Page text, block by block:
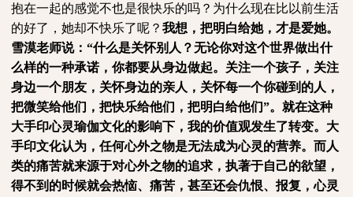
抱在一起的感觉不也是很快乐的吗？为什么现在比以前生活
的好了，她却不快乐了呢？ 我想，把明白给她，才是爱她。
雪漠老师说：“什么是关怀别人？无论你对这个世界做出什
么样的一种承诺，你都要从身边做起。关注一个孩子，关注
身边一个朋友，关怀身边的亲人，关怀每一个你碰到的人，
把微笑给他们，把快乐给他们，把明白给他们”。就在这种
大手印心灵瑜伽文化的影响下，我的价值观发生了转变。大
手印文化认为，任何心外之物是无法成为心灵的营养。而人
类的痛苦就来源于对心外之物的追求，执著于自己的欲望，
得不到的时候就会热恼、痛苦，甚至还会仇恨、报复，心灵